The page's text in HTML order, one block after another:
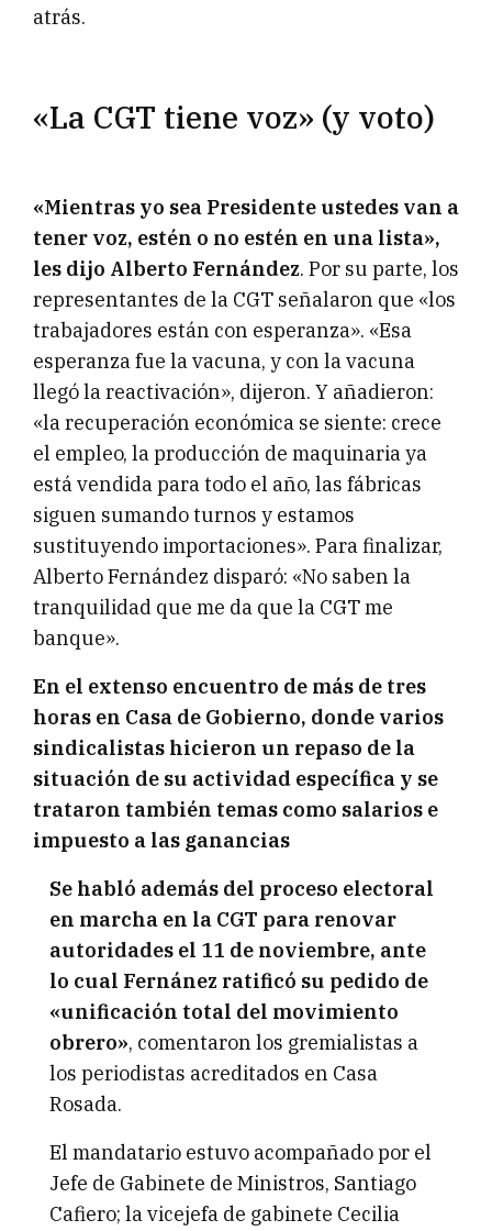
atrás.
«La CGT tiene voz» (y voto)
«Mientras yo sea Presidente ustedes van a
tener voz, estén o no estén en una lista»,
les dijo Alberto Fernández. Por su parte, los
representantes de la CGT señalaron que «los
trabajadores están con esperanza». «Esa
esperanza fue la vacuna, y con la vacuna
llegó la reactivación», dijeron. Y añadieron:
«la recuperación económica se siente: crece
el empleo, la producción de maquinaria ya
está vendida para todo el año, las fábricas
siguen sumando turnos y estamos
sustituyendo importaciones». Para finalizar,
Alberto Fernández disparó: «No saben la
tranquilidad que me da que la CGT me
banque».
En el extenso encuentro de más de tres
horas en Casa de Gobierno, donde varios
sindicalistas hicieron un repaso de la
situación de su actividad específica y se
trataron también temas como salarios e
impuesto a las ganancias
Se habló además del proceso electoral
en marcha en la CGT para renovar
autoridades el 11 de noviembre, ante
lo cual Fernánez ratificó su pedido de
«unificación total del movimiento
obrero», comentaron los gremialistas a
los periodistas acreditados en Casa
Rosada.
El mandatario estuvo acompañado por el
Jefe de Gabinete de Ministros, Santiago
Cafiero; la vicejefa de gabinete Cecilia